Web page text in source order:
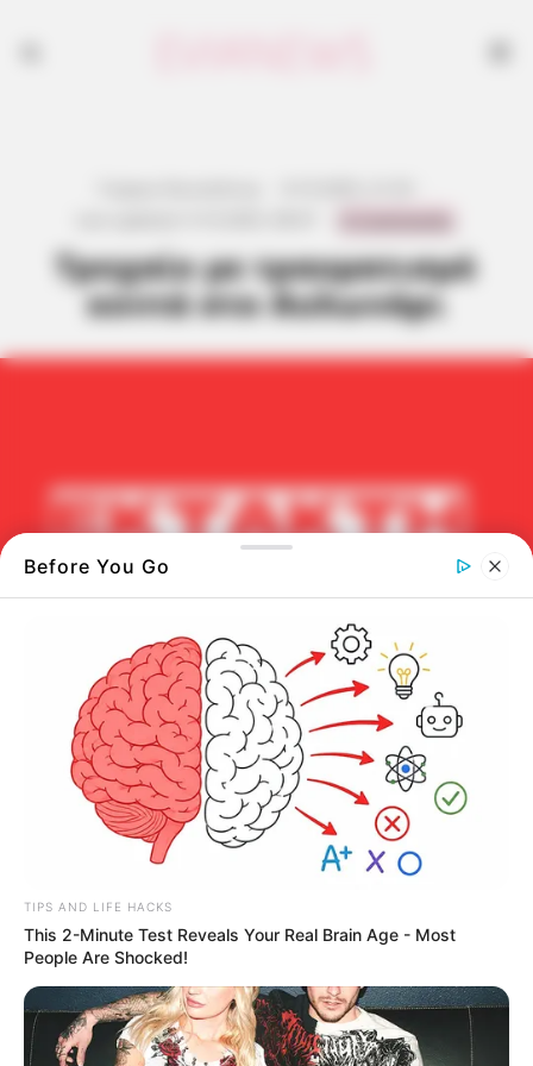
Τροχαίο με τραυματισμό
κοντά στο Αυλωνάρι
Before You Go
TIPS AND LIFE HACKS
This 2-Minute Test Reveals Your Real Brain Age - Most
People Are Shocked!